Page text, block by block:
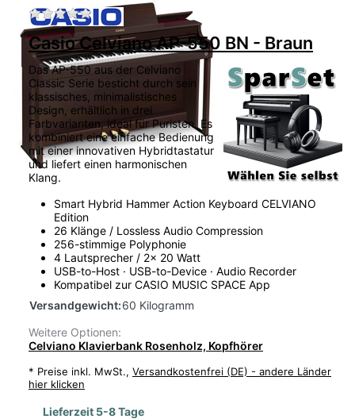
Zu diesem Produkt liegen noch keine
Casio Celviano AP-550 BN - Braun
Das AP-550 aus der Celviano
Classic Serie besticht durch sein
klassisches, minimalistisches
Design, erhältlich in drei
Farbvarianten, ideal für Puristen. Es
kombiniert eine einfache Bedienung
mit einer innovativen Hybridtastatur
und liefert einen harmonischen
Klang.
Smart Hybrid Hammer Action Keyboard CELVIANO
Edition
26 Klänge / Lossless Audio Compression
256-stimmige Polyphonie
4 Lautsprecher / 2x 20 Watt
USB-to-Host · USB-to-Device · Audio Recorder
Kompatibel zur CASIO MUSIC SPACE App
Versandgewicht:60 Kilogramm
Weitere Optionen:
Celviano Klavierbank Rosenholz, Kopfhörer
* Preise inkl. MwSt., Versandkostenfrei (DE) - andere Länder
hier klicken
Lieferzeit 5-8 Tage